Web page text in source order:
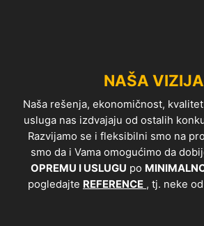
NAŠA
Naša rešenja, ekonomičnost,
usluga nas izdvajaju od ostalih
Razvijamo se i fleksibilni smo na
smo da i Vama omogućimo da
OPREMU I USLUGU po
pogledajte REFERENCE , tj. neke